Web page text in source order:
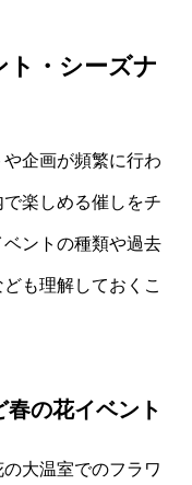
ト・シーズナ
企画が頻繁に行わ
楽しめる催しをチ
ントの種類や過去
も理解しておくこ
の花イベント
大温室でのフラワ